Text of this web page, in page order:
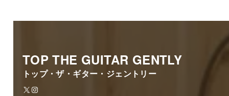
TOP THE GUITAR GENTLY
トップ・ザ・ギター・ジェントリー
X Instagram